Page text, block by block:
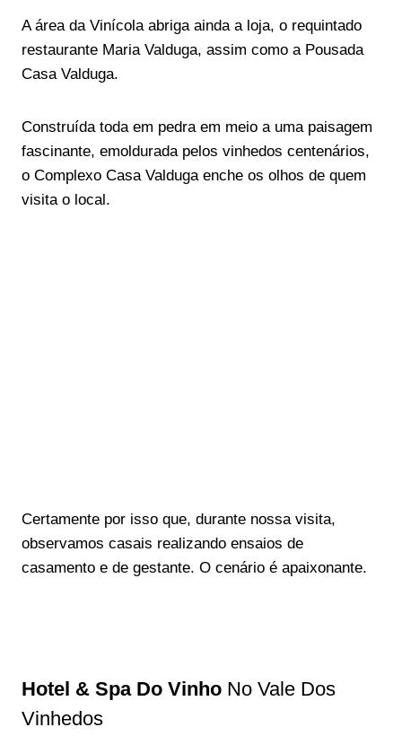
A área da Vinícola abriga ainda a loja, o requintado
restaurante Maria Valduga, assim como a Pousada
Casa Valduga.
Construída toda em pedra em meio a uma paisagem
fascinante, emoldurada pelos vinhedos centenários,
o Complexo Casa Valduga enche os olhos de quem
visita o local.
Certamente por isso que, durante nossa visita,
observamos casais realizando ensaios de
casamento e de gestante. O cenário é apaixonante.
Hotel & Spa Do Vinho No Vale Dos
Vinhedos